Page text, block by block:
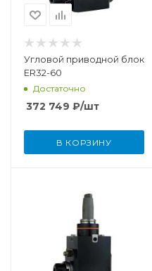
Угловой приводной блок
ER32-60
Достаточно
372 749 ₽/шт
В КОРЗИНУ